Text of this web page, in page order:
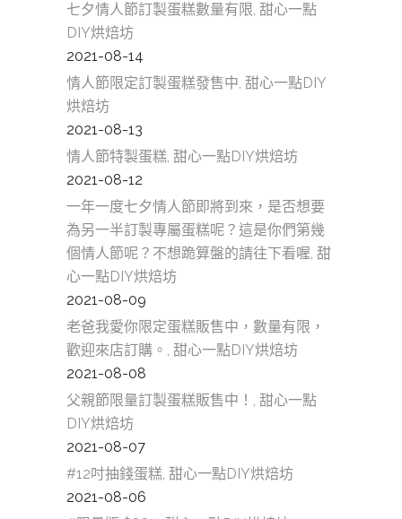
七夕情人節訂製蛋糕數量有限, 甜心一點
DIY烘焙坊
2021-08-14
情人節限定訂製蛋糕發售中, 甜心一點DIY
烘焙坊
2021-08-13
情人節特製蛋糕, 甜心一點DIY烘焙坊
2021-08-12
一年一度七夕情人節即將到來，是否想要
為另一半訂製專屬蛋糕呢？這是你們第幾
個情人節呢？不想跪算盤的請往下看喔, 甜
心一點DIY烘焙坊
2021-08-09
老爸我愛你限定蛋糕販售中，數量有限，
歡迎來店訂購。, 甜心一點DIY烘焙坊
2021-08-08
父親節限量訂製蛋糕販售中！, 甜心一點
DIY烘焙坊
2021-08-07
#12吋抽錢蛋糕, 甜心一點DIY烘焙坊
2021-08-06